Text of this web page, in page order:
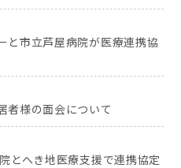
と市立芦屋病院が医療連携協
者様の面会について
とへき地医療支援で連携協定